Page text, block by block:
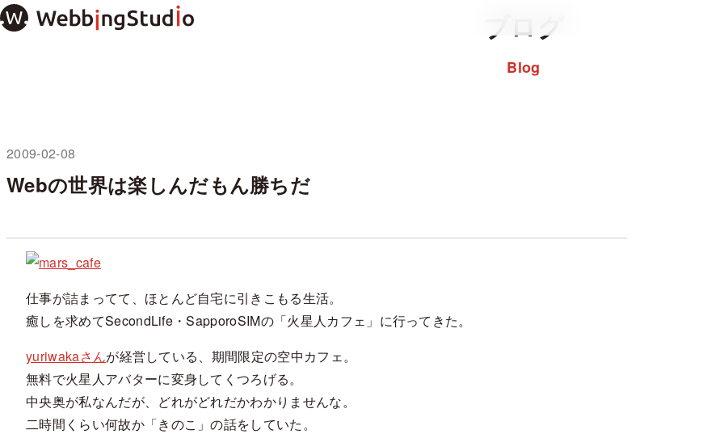
本
文
プ
ブログ
Blog
2009-02-08
未分類
Webの世界は楽しんだもん勝ちだ
仕事が詰まってて、ほとんど自宅に引きこもる生活。
癒しを求めてSecondLife・SapporoSIMの「火星人カフェ」に行ってきた。
yuriwakaさんが経営している、期間限定の空中カフェ。
無料で火星人アバターに変身してくつろげる。
中央奥が私なんだが、どれがどれだかわかりませんな。
二時間くらい何故か「きのこ」の話をしていた。